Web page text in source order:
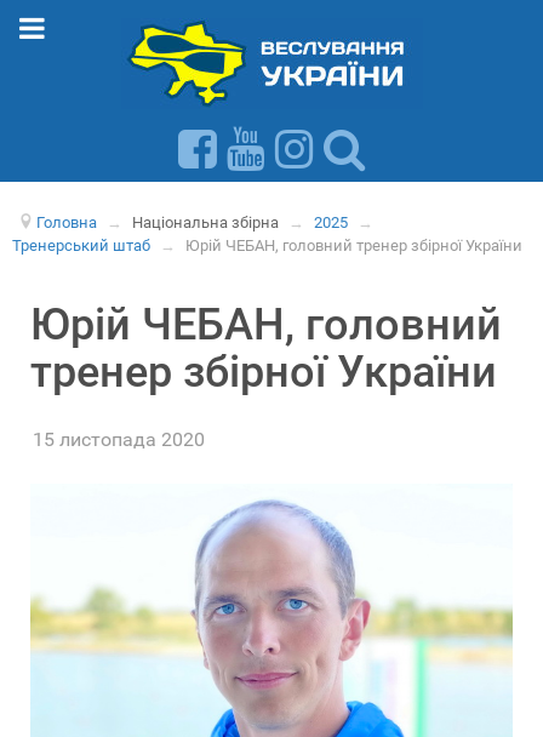
Головна → Національна збірна → 2025
→
Тренерський штаб
→ Юрій ЧЕБАН, головний тренер збірної України
Юрій ЧЕБАН, головний
тренер збірної України
15 листопада 2020